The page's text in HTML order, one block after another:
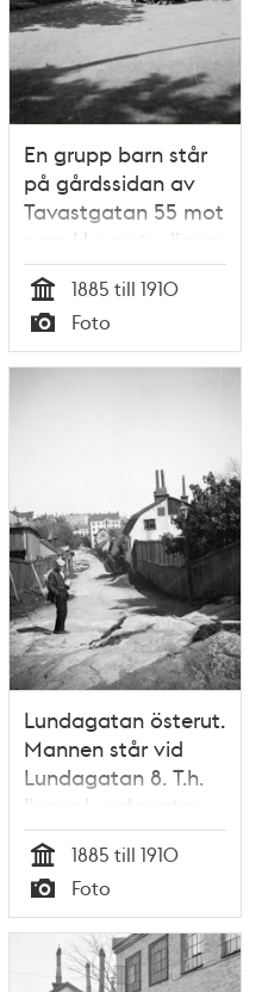
En grupp barn står
på gårdssidan av
Tavastgatan 55 mot
norr. Husen t.v. ligger
mot Stora
Hargränd.
Dåvarande kv.
Haren Större. Nu kv.
Tid
1885 till 1910
Typ
Foto
Lundagatan österut.
Mannen står vid
Lundagatan 8. T.h.
ligger Lundagatan
13, kv. Harhuvudet
Mindre. Här går nu
Gamla Lundagatan,
kv. Haren
Tid
1885 till 1910
Typ
Foto